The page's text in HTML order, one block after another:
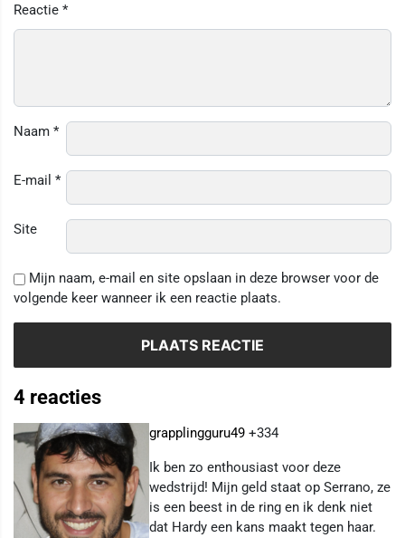
Reactie *
Naam *
E-mail *
Site
Mijn naam, e-mail en site opslaan in deze browser voor de
volgende keer wanneer ik een reactie plaats.
4 reacties
grapplingguru49 +334
Ik ben zo enthousiast voor deze
wedstrijd! Mijn geld staat op Serrano, ze
is een beest in de ring en ik denk niet
dat Hardy een kans maakt tegen haar.